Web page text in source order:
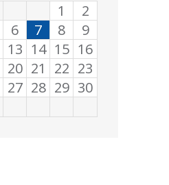
1
2
6 7 8
9
13 14 15 16
20 21 22 23
27 28 29 30